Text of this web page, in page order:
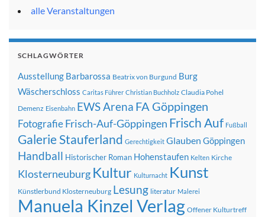
alle Veranstaltungen
SCHLAGWÖRTER
Ausstellung Barbarossa Beatrix von Burgund Burg
Wäscherschloss Caritas Führer Christian Buchholz Claudia Pohel
Demenz Eisenbahn EWS Arena FA Göppingen
FotografieFrisch-Auf-Göppingen Frisch Auf Fußball
Galerie Stauferland Gerechtigkeit Glauben Göppingen
Handball Historischer Roman Hohenstaufen Kelten Kirche
Klosterneuburg Kultur Kulturnacht Kunst
Künstlerbund Klosterneuburg Lesung literatur Malerei
Manuela Kinzel Verlag Offener Kulturtreff